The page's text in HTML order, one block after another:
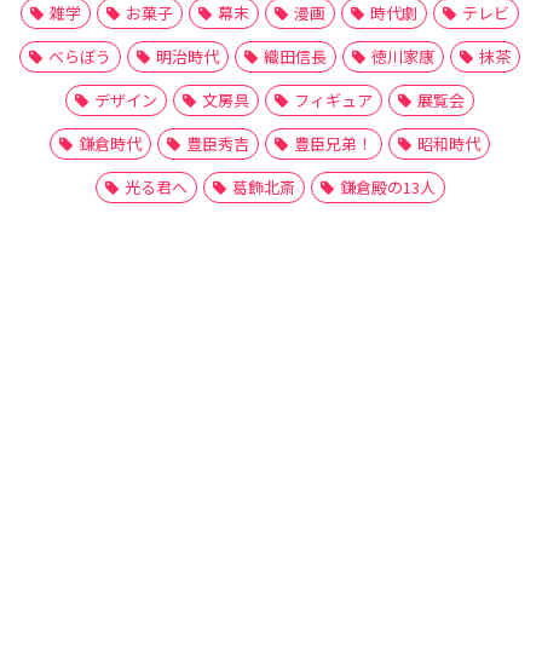
雑学
お菓子 幕末 漫画 時代劇
テレビ
べらぼう
明治時代 織田信長 徳川家康
抹茶
デザイン
文房具 フィギュア
展覧会
鎌倉時代
豊臣秀吉 豊臣兄弟！
昭和時代
光る君へ
葛飾北斎 鎌倉殿の13人